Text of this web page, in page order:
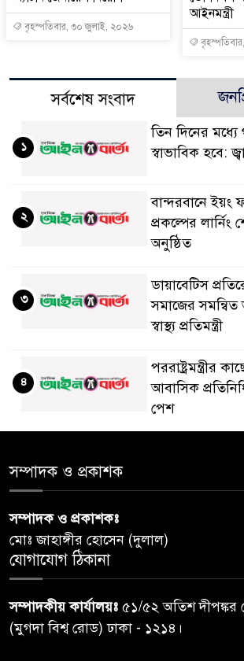
বৃহস্পতিবার, ৩০ জুলাই, ২০২৬
আইনমন্ত্রী
সর্বশেষ সংবাদ
তিন দিনের
স্বাভাবিক হবে:
১
বান্দরবানে ইয়ং
প্রকল্পের লার্নিং
অনুষ্ঠিত
২
ডায়াবেটিস
সমাজের
স্বাস্থ্য প্রতিমন্ত্রী
৩
পররাষ্ট্রমন্ত্রীর
আবাসিক
পেশ
৪
৫
ঝড়বৃষ্টির পূর্বাভাস
৬
অনুশ্রীর, মিলল
উপহার
৭
সম্পাদক ও প্রকাশক
সম্পাদক ও প্রকাশকঃ
মোঃ জাহাঙ্গীর হোসেন (দুলাল)
যোগাযোগ ঠিকানা
সম্পাদকীয় কার্যালয়ঃ ৫১/৫২ অতিশ দীপঙ্কর
(মুগদা বিশ্ব রোড) ঢাকা - ১২১৪।